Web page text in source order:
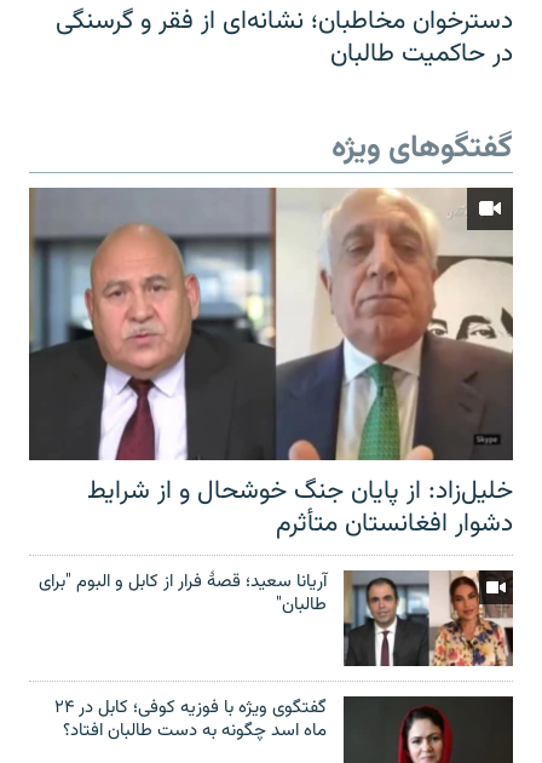
دسترخوان مخاطبان؛ نشانه‌ای از فقر و گرسنگی
در حاکمیت طالبان
گفتگوهای ویژه
خلیل‌زاد: از پایان جنگ خوشحال و از شرایط
دشوار افغانستان متأثرم
آریانا سعید؛ قصۀ فرار از کابل و البوم "برای
طالبان"
گفتگوی ویژه با فوزیه کوفی؛ کابل در ۲۴
ماه اسد چگونه به دست طالبان افتاد؟